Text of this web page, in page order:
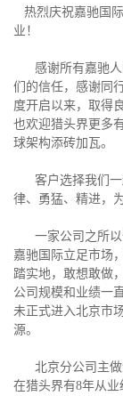
热烈庆祝嘉驰国
业！
感谢所有嘉驰人
们的信任，感谢同
度开启以来，取得
也欢迎猎头界更多
球架构添砖加瓦。
客户选择我们一
律、勇猛、精进，
一家公司之所以
嘉驰国际立足市场
踏实地，敢想敢做
公司规模和业绩一
未正式进入北京市
源。
北京分公司主做
在猎头界有8年从